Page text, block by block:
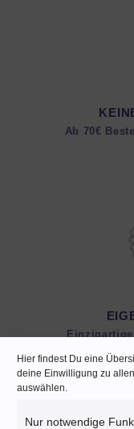
Hier findest Du eine
deine Einwilligung zu
auswählen.
Nur notwendige
Ab 70€